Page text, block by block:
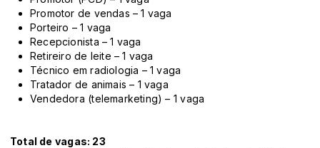
Promotor de vendas – 1 vaga
Porteiro – 1 vaga
Recepcionista – 1 vaga
Retireiro de leite – 1 vaga
Técnico em radiologia – 1 vaga
Tratador de animais – 1 vaga
Vendedora (telemarketing) – 1 vaga
Total de vagas: 23